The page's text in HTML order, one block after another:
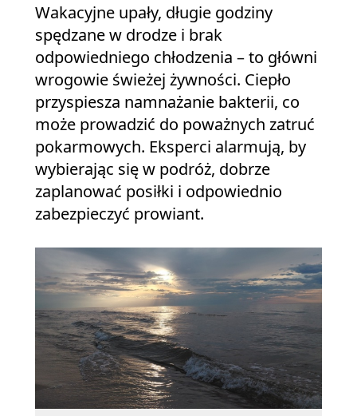
Wakacyjne upały, długie godziny
spędzane w drodze i brak
odpowiedniego chłodzenia – to główni
wrogowie świeżej żywności. Ciepło
przyspiesza namnażanie bakterii, co
może prowadzić do poważnych zatruć
pokarmowych. Eksperci alarmują, by
wybierając się w podróż, dobrze
zaplanować posiłki i odpowiednio
zabezpieczyć prowiant.